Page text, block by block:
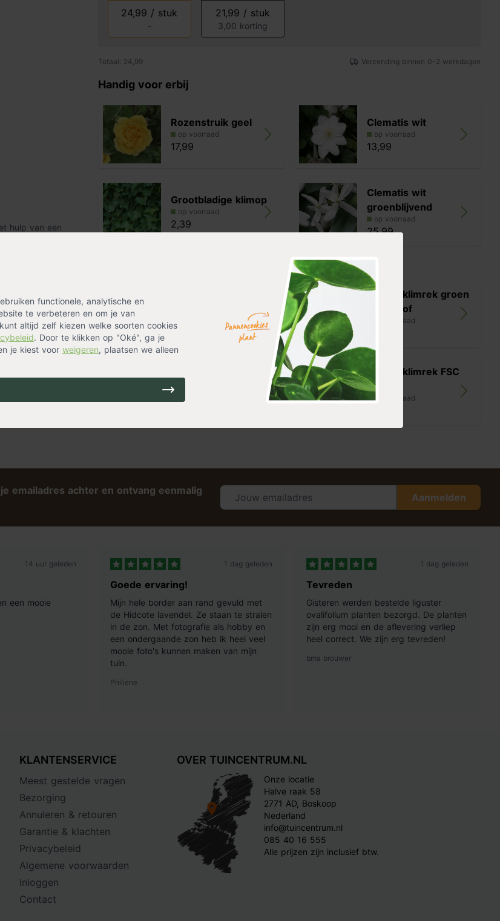
functionele, analytische en
te verbeteren en om je van
altijd zelf kiezen welke soorten cookies
. Door te klikken op "Oké", ga je
je kiest voor weigeren, plaatsen we alleen
24,99 / stuk
-
21,99 / stuk
3,00 korting
Totaal: 24,99 Verzending binnen 0-2 werkdagen
hulp van een
aan de hand van
een grotere
een schaar te
bevestig je
Handig voor erbij
Rozenstruik geel
op voorraad
17,99
Clematis wit
op voorraad
13,99
Grootbladige klimop
op voorraad
2,39
Clematis wit
groenblijvend
op voorraad
25,99
129,99
Nature klimrek groen
kunststof
op voorraad
bamboe
op voorraad
Nature klimrek FSC
hout
op voorraad
emailadres achter en ontvang eenmalig
Aanmelden
14 uur geleden
een mooie
1 dag geleden
Goede ervaring!
Mijn hele border aan rand gevuld met
de Hidcote lavendel. Ze staan te stralen
in de zon. Met fotografie als hobby en
een ondergaande zon heb ik heel veel
mooie foto's kunnen maken van mijn
tuin.
Philiene
1 dag geleden
Tevreden
Gisteren werden bestelde liguster
ovalifolium planten bezorgd. De planten
zijn erg mooi en de aflevering verliep
heel correct. We zijn erg tevreden!
bma brouwer
KLANTENSERVICE
Meest gestelde vragen
Bezorging
Annuleren & retouren
Garantie & klachten
Privacybeleid
Algemene voorwaarden
Inloggen
Contact
OVER TUINCENTRUM.NL
Onze locatie
Halve raak 58
2771 AD, Boskoop
Nederland
info@tuincentrum.nl
085 40 16 555
Alle prijzen zijn inclusief btw.